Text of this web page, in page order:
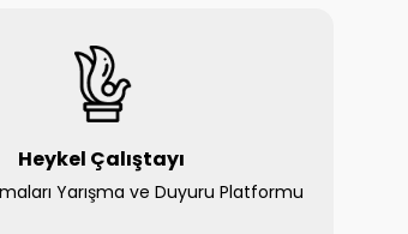
Heykel Çalıştayı
Yarışma ve Duyuru Platformu